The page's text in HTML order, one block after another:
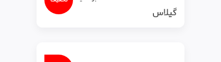
گیلاس